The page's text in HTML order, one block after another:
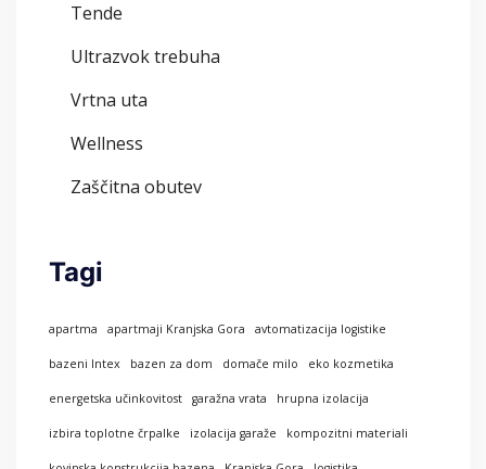
Tende
Ultrazvok trebuha
Vrtna uta
Wellness
Zaščitna obutev
Tagi
apartma apartmaji Kranjska Gora avtomatizacija logistike
bazeni Intex bazen za dom domače milo eko kozmetika
energetska učinkovitost garažna vrata hrupna izolacija
izbira toplotne črpalke izolacija garaže kompozitni materiali